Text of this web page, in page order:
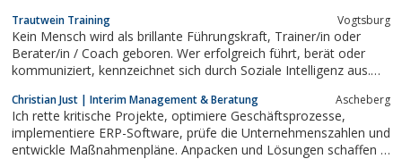
Trautwein Training Vogtsburg
Kein Mensch wird als brillante Führungskraft, Trainer/in oder
Berater/in / Coach geboren. Wer erfolgreich führt, berät oder
kommuniziert, kennzeichnet sich durch Soziale Intelligenz aus.
TrautweinTraining gezielt die aufgabenspezifisch notwendigen
Kompetenzen.
Christian Just | Interim Management & Beratung Ascheberg
Ich rette kritische Projekte, optimiere Geschäftsprozesse,
implementiere ERP-Software, prüfe die Unternehmenszahlen und
entwickle Maßnahmenpläne. Anpacken und Lösungen schaffen –